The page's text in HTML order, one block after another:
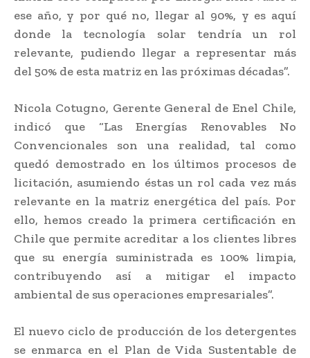
ese año, y por qué no, llegar al 90%, y es aquí
donde la tecnología solar tendría un rol
relevante, pudiendo llegar a representar más
del 50% de esta matriz en las próximas décadas”.
Nicola Cotugno, Gerente General de Enel Chile,
indicó que “Las Energías Renovables No
Convencionales son una realidad, tal como
quedó demostrado en los últimos procesos de
licitación, asumiendo éstas un rol cada vez más
relevante en la matriz energética del país. Por
ello, hemos creado la primera certificación en
Chile que permite acreditar a los clientes libres
que su energía suministrada es 100% limpia,
contribuyendo así a mitigar el impacto
ambiental de sus operaciones empresariales”.
El nuevo ciclo de producción de los detergentes
se enmarca en el Plan de Vida Sustentable de